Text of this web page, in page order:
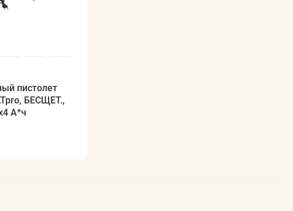
пистолет
БЕСЩЕТ.,
А*ч